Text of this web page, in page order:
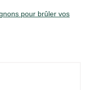
pour brûler vos